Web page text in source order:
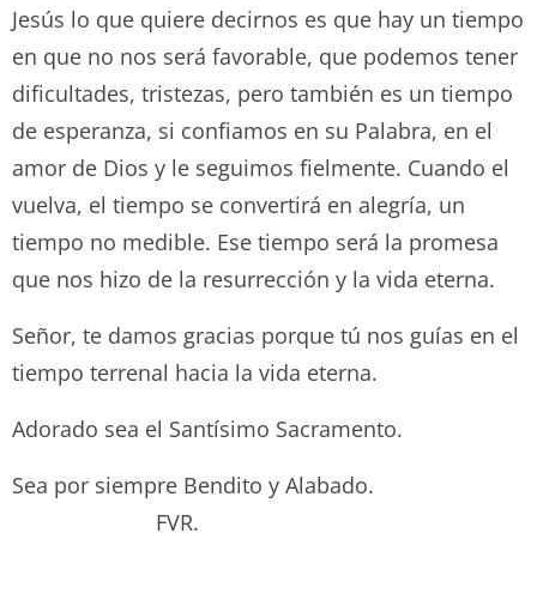
Jesús lo que quiere decirnos es que hay un tiempo
en que no nos será favorable, que podemos tener
dificultades, tristezas, pero también es un tiempo
de esperanza, si confiamos en su Palabra, en el
amor de Dios y le seguimos fielmente. Cuando el
vuelva, el tiempo se convertirá en alegría, un
tiempo no medible. Ese tiempo será la promesa
que nos hizo de la resurrección y la vida eterna.
Señor, te damos gracias porque tú nos guías en el
tiempo terrenal hacia la vida eterna.
Adorado sea el Santísimo Sacramento.
Sea por siempre Bendito y Alabado.
FVR.